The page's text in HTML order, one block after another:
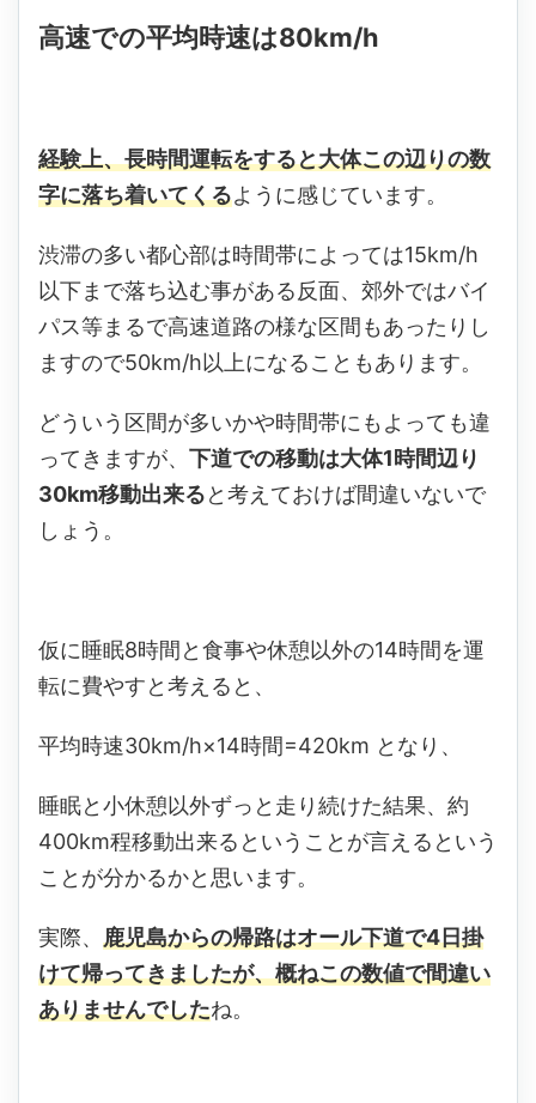
高速での平均時速は80km/h
経験上、長時間運転をすると大体この辺りの数
字に落ち着いてくるように感じています。
渋滞の多い都心部は時間帯によっては15km/h
以下まで落ち込む事がある反面、郊外ではバイ
パス等まるで高速道路の様な区間もあったりし
ますので50km/h以上になることもあります。
どういう区間が多いかや時間帯にもよっても違
ってきますが、 下道での移動は大体1時間辺り
30km移動出来ると考えておけば間違いないで
しょう。
仮に睡眠8時間と食事や休憩以外の14時間を運
転に費やすと考えると、
平均時速30km/h×14時間=420km となり、
睡眠と小休憩以外ずっと走り続けた結果、約
400km程移動出来るということが言えるという
ことが分かるかと思います。
実際、 鹿児島からの帰路はオール下道で4日掛
けて帰ってきましたが、概ねこの数値で間違い
ありませんでしたね。